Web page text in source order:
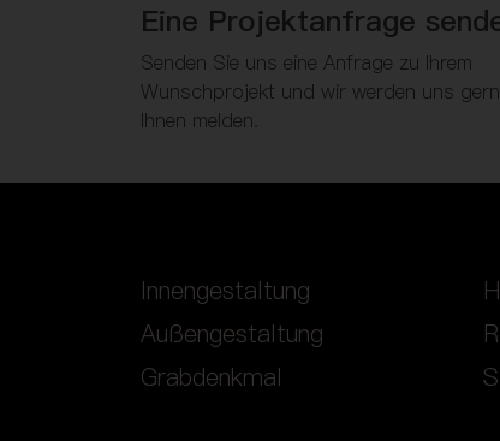
Eine Projektanfrage
Senden Sie uns eine Anfrage zu Ihrem
Wunschprojekt und wir werden uns
Ihnen melden.
Innengestaltung
Außengestaltung
Grabdenkmal